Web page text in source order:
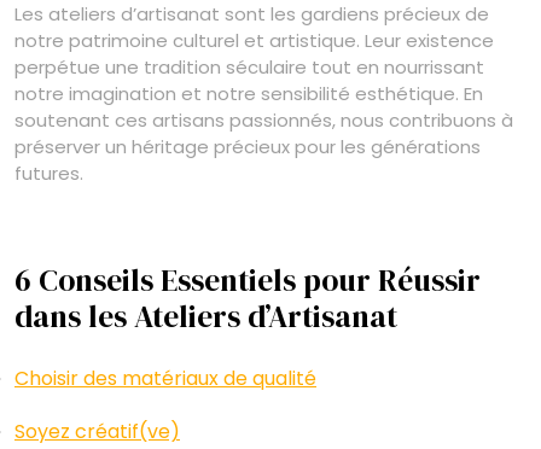
Les ateliers d’artisanat sont les gardiens précieux de
notre patrimoine culturel et artistique. Leur existence
perpétue une tradition séculaire tout en nourrissant
notre imagination et notre sensibilité esthétique. En
soutenant ces artisans passionnés, nous contribuons à
préserver un héritage précieux pour les générations
futures.
6 Conseils Essentiels pour Réussir
dans les Ateliers d’Artisanat
Choisir des matériaux de qualité
Soyez créatif(ve)